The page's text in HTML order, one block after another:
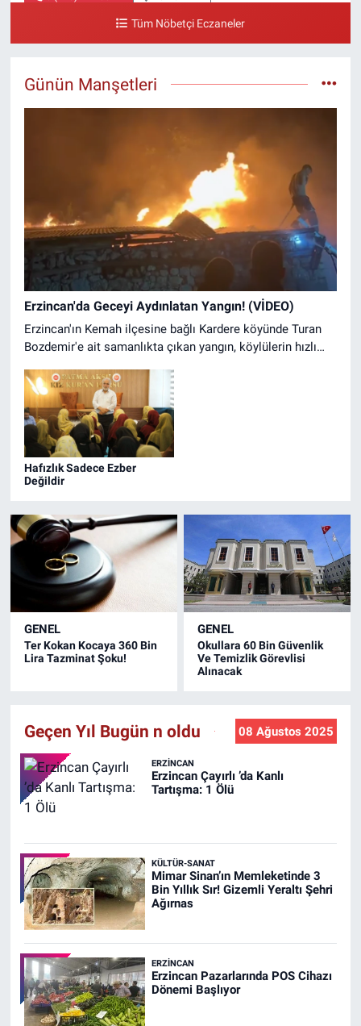
0 (446) 212 10 20
Tüm Nöbetçi Eczaneler
Günün Manşetleri
Erzincan'da Geceyi Aydınlatan Yangın! (VİDEO)
Erzincan'ın Kemah ilçesine bağlı Kardere köyünde Turan
Bozdemir'e ait samanlıkta çıkan yangın, köylülerin hızlı
yaşanmazken samanlıkta büyük çapta maddi hasar
oluştu.
Hafızlık Sadece Ezber
Değildir
GENEL
Ter Kokan Kocaya 360 Bin
Lira Tazminat Şoku!
GENEL
Okullara 60 Bin Güvenlik
Ve Temizlik Görevlisi
Alınacak
Geçen Yıl Bugün n oldu 08 Ağustos 2025
ERZINCAN
Erzincan Çayırlı ’da Kanlı
Tartışma: 1 Ölü
KÜLTÜR-SANAT
Mimar Sinan’ın Memleketinde 3
Bin Yıllık Sır! Gizemli Yeraltı Şehri
Ağırnas
ERZINCAN
Erzincan Pazarlarında POS Cihazı
Dönemi Başlıyor